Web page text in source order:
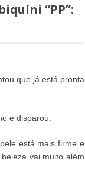
“PP”:
que já está pronta
e disparou:
está mais firme e
vai muito além